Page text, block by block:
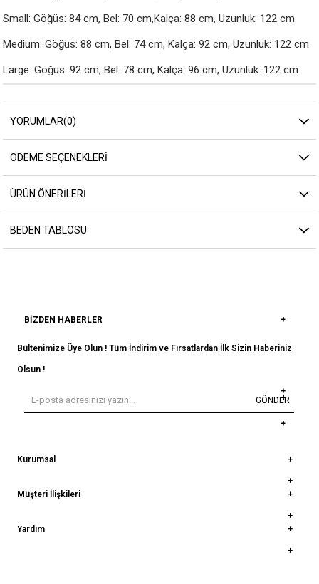
Small: Göğüs: 84 cm, Bel: 70 cm,Kalça: 88 cm, Uzunluk: 122 cm
Medium: Göğüs: 88 cm, Bel: 74 cm, Kalça: 92 cm, Uzunluk: 122 cm
Large: Göğüs: 92 cm, Bel: 78 cm, Kalça: 96 cm, Uzunluk: 122 cm
YORUMLAR(0)
ÖDEME SEÇENEKLERI
ÜRÜN ÖNERILERI
BEDEN TABLOSU
BIZDEN HABERLER
Bültenimize Üye Olun ! Tüm İndirim ve Fırsatlardan İlk Sizin Haberiniz
Olsun !
GÖNDER
Kurumsal
Müşteri İlişkileri
Yardım